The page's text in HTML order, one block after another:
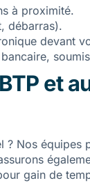
à proximité.
débarras).
devant
et
? Nos équipes
gain de